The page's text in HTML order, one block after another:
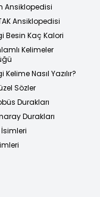
Ansiklopedisi
Ansiklopedisi
Besin Kaç Kalori
Kelimeler
Kelime Nasıl Yazılır?
Sözler
Durakları
Durakları
İsimleri